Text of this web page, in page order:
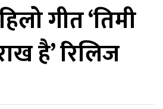
गीत ‘तिमी
है’ रिलिज